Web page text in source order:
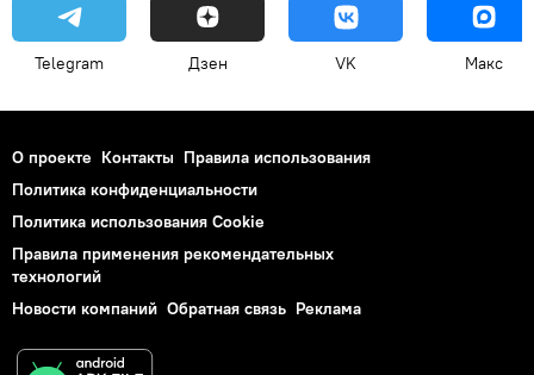
Telegram Дзен VK Макс
О проекте Контакты Правила использования
Политика конфиденциальности
Политика использования Cookie
Правила применения рекомендательных
технологий
Новости компаний Обратная связь Реклама